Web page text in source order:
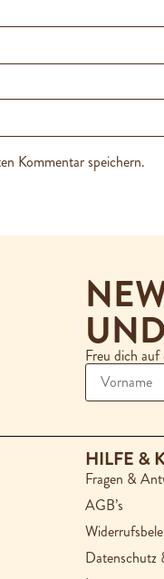
Kommentar speichern.
Freu dich
HILFE &
Fragen &
AGB’s
Datenschutz